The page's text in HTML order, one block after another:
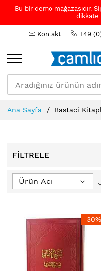
Bu bir demo mağazasıdır.
dikkate
Kontakt +49
to
Ana Sayfa Bastaci
FILTRELE
-30%